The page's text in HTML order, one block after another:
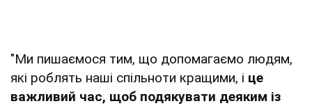
"Ми пишаємося тим, що допомагаємо людям,
які роблять наші спільноти кращими, і це
важливий час, щоб подякувати деяким із